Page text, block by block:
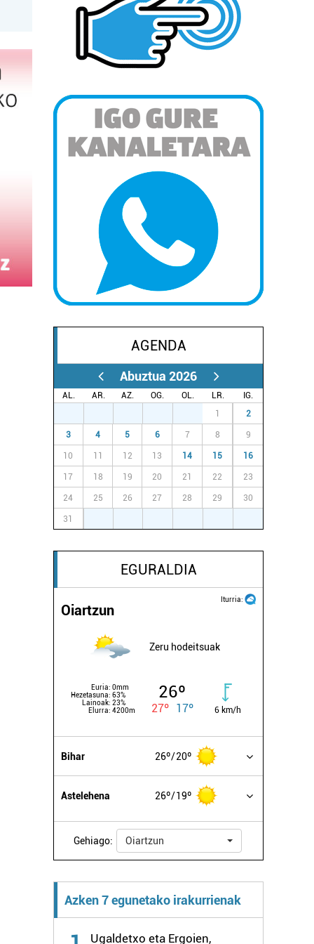
AGENDA
Abuztua 2026
AL. AR. AZ. OG. OL. LR.
IG.
1 2
3 4 5 6 7 8 9
10 11 12 13 14 15 16
17 18 19 20 21 22 23
24 25 26 27 28 29 30
31
EGURALDIA
Iturria:
Oiartzun
Zeru hodeitsuak
Euria: 0mm
Hezetasuna: 63%
Lainoak: 23%
Elurra: 4200m
26º
27º 17º 6 km/h
Bihar 26º 20º
Astelehena 26º 19º
Gehiago: Oiartzun
Azken 7 egunetako irakurrienak
Ugaldetxo eta Ergoien,